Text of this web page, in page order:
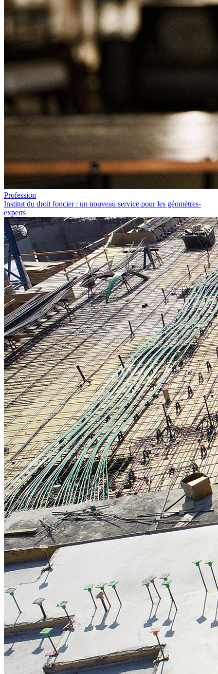
Profession
Institut du droit foncier : un nouveau service pour les géomètres-
experts